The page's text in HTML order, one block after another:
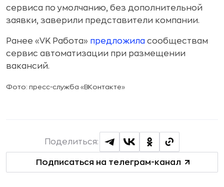
сервиса по умолчанию, без дополнительной
заявки, заверили представители компании.
Ранее «VK Работа» предложила сообществам
сервис автоматизации при размещении
вакансий.
Фото: пресс-служба «ВКонтакте»
Подписаться на телеграм-канал
Поделиться: